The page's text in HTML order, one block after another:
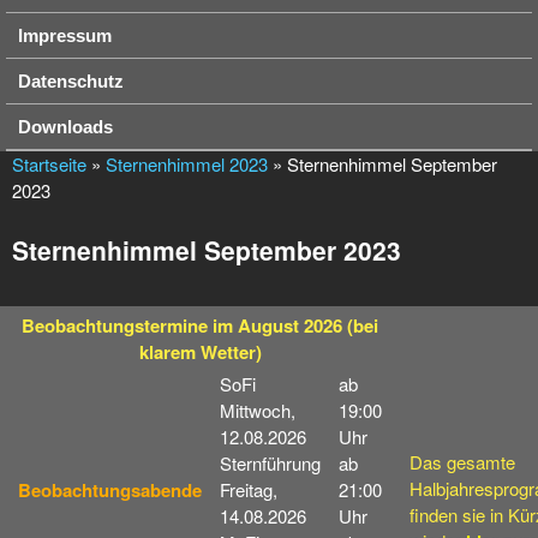
Impressum
Datenschutz
Downloads
Startseite » Sternenhimmel 2023 » Sternenhimmel September
2023
Sternenhimmel September 2023
Beobachtungstermine im August 2026(bei
klarem Wetter)
Beobachtungsabende
SoFi
Mittwoch,
12.08.2026
Sternführung
Freitag,
14.08.2026
ab
19:00
Uhr
ab
21:00
Uhr
Das gesamte
finden sie in